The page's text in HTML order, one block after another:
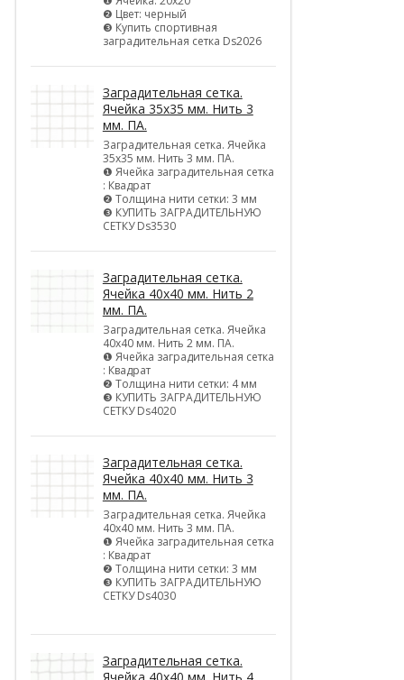
❷ Цвет: черный
❸ Купить спортивная
заградительная сетка Ds2026
Заградительная сетка.
Ячейка 35х35 мм. Нить 3
мм. ПА.
Заградительная сетка. Ячейка
35х35 мм. Нить 3 мм. ПА.
❶ Ячейка заградительная сетка
: Квадрат
❷ Толщина нити сетки: 3 мм
❸ КУПИТЬ ЗАГРАДИТЕЛЬНУЮ
СЕТКУ Ds3530
Заградительная сетка.
Ячейка 40х40 мм. Нить 2
мм. ПА.
Заградительная сетка. Ячейка
40х40 мм. Нить 2 мм. ПА.
❶ Ячейка заградительная сетка
: Квадрат
❷ Толщина нити сетки: 4 мм
❸ КУПИТЬ ЗАГРАДИТЕЛЬНУЮ
СЕТКУ Ds4020
Заградительная сетка.
Ячейка 40х40 мм. Нить 3
мм. ПА.
Заградительная сетка. Ячейка
40х40 мм. Нить 3 мм. ПА.
❶ Ячейка заградительная сетка
: Квадрат
❷ Толщина нити сетки: 3 мм
❸ КУПИТЬ ЗАГРАДИТЕЛЬНУЮ
СЕТКУ Ds4030
Заградительная сетка.